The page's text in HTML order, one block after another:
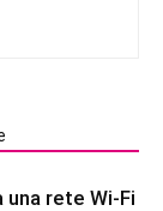
una rete Wi-Fi